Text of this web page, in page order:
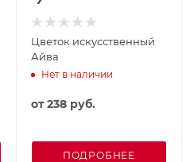
Цветок искусственный
Айва
Нет в наличии
от238 руб.
ПОДРОБНЕЕ